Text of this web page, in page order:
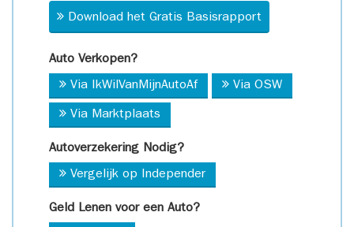
Download het Gratis Basisrapport
Auto Verkopen?
Via IkWilVanMijnAutoAf Via OSW
Via Marktplaats
Autoverzekering Nodig?
Vergelijk op Independer
Geld Lenen voor een Auto?